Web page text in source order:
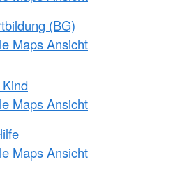
(BG)
Maps Ansicht
Maps Ansicht
Maps Ansicht